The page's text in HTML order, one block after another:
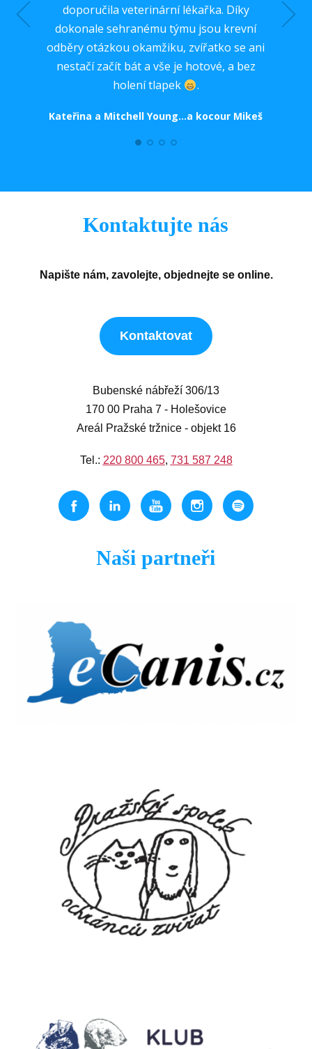
doporučila veterinární lékařka. Díky
dokonale sehranému týmu jsou krevní
odběry otázkou okamžiku, zvířatko se ani
nestačí začít bát a vše je hotové, a bez
holení tlapek
.
Kateřina a Mitchell Young...a kocour Mikeš
velmi
Kontaktujte nás
Napište nám, zavolejte, objednejte se online.
Kontaktovat
Bubenské nábřeží 306/13
170 00 Praha 7 - Holešovice
Areál Pražské tržnice - objekt 16
Tel.: 220 800 465, 731 587 248
Naši partneři